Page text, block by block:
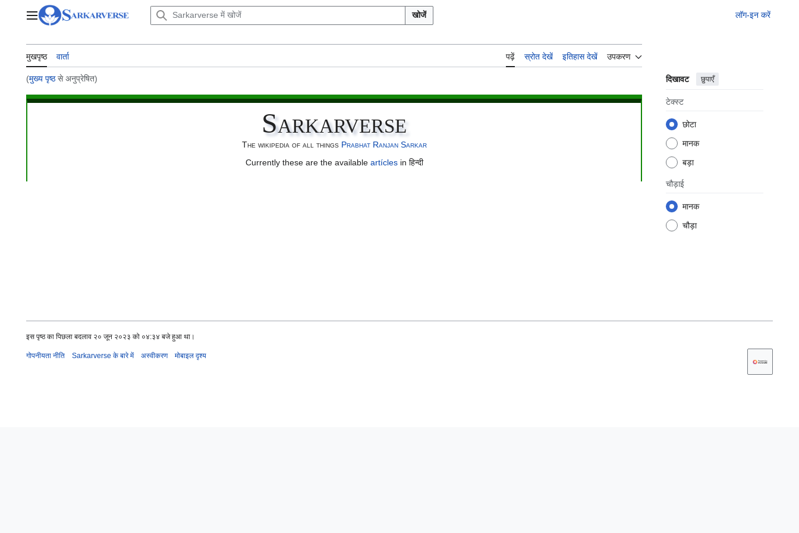
मुख्य मेन्यू खोजें लॉग-इन करें
मुखपृष्ठ
मुखपृष्ठ वार्ता पढ़ें स्रोत देखें इतिहास देखें उपकरण
दिखावट छुपाएँ
टेक्स्ट
छोटा
मानक
बड़ा
चौड़ाई
मानक
चौड़ा
(मुख्य पृष्ठसे अनुप्रेषित)
Sarkarverse
The wikipedia of all things Prabhat Ranjan Sarkar
Currently these are the available artíclesin हिन्दी
इस पृष्ठ का पिछला बदलाव २० जून २०२३ को ०४:३४ बजे हुआ था।
गोपनीयता नीति Sarkarverse के बारे में अस्वीकरण मोबाइल दृश्य